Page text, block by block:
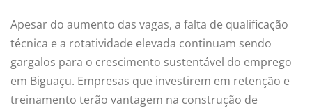
Apesar do aumento das vagas, a falta de qualificação
técnica e a rotatividade elevada continuam sendo
gargalos para o crescimento sustentável do emprego
em Biguaçu. Empresas que investirem em retenção e
treinamento terão vantagem na construção de